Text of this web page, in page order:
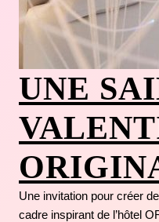
UNE
Une invitation pour créer
cadre inspirant de l’hôtel